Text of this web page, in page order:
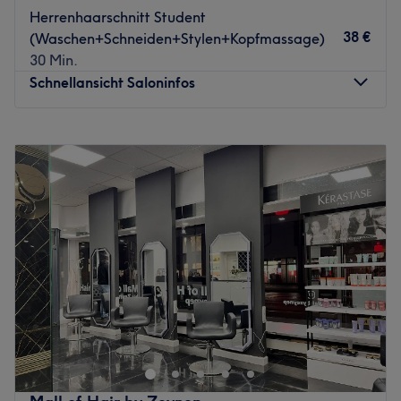
Wir arbeiten mit hochwertigen Produkten von
KEVIN.MURPHY
, die für innovative Technologien,
pflegende Inhaltsstoffe und umweltbewusste
Formulierungen stehen. Für gesundes, glänzendes Haar
Herrenhaarschnitt Student
(Waschen+Schneiden+Stylen+Kopfmassage)
30 Min.
38 €
Schnellansicht Saloninfos
Dienstag
10:00
Mittwoch
10:00–18:00
Donnerstag
10:00–18:00
Freitag
10:00–18:00
Samstag
10:00– 14:00
Sonntag
Geschlossen
STUDIO Nº8 - lockeres Allround-Friseur Atelier, erfüllt mit
professioneller Leidenschaft sämtliche Wünsche rund ums
typgerechte Aussehen. Ob modische Kurzhaarschnitte,
elegante Hochsteckfrisuren, waschen, föhnen oder
Coloration und Make-up. In allen Varianten – für jeden